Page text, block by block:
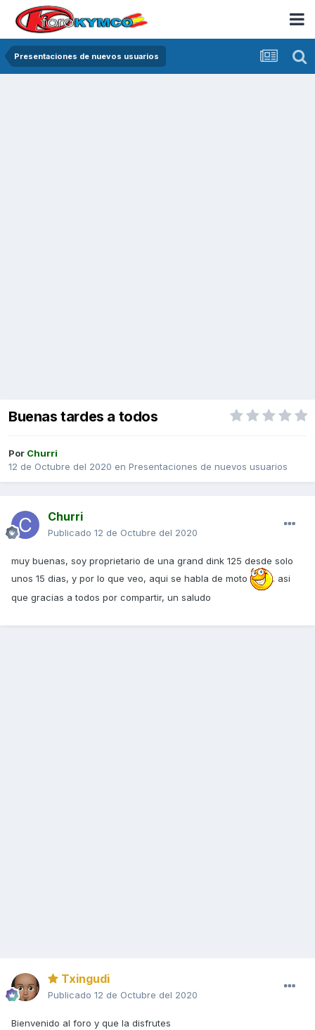
Presentaciones de nuevos usuarios
Buenas tardes a todos
Por Churri
12 de Octubre del 2020 en Presentaciones de nuevos usuarios
Churri
Publicado 12 de Octubre del 2020
muy buenas, soy proprietario de una grand dink 125 desde solo
unos 15 dias, y por lo que veo, aqui se habla de moto
. asi
que gracias a todos por compartir, un saludo
Txingudi
Publicado 12 de Octubre del 2020
Bienvenido al foro y que la disfrutes